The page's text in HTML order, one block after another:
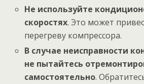
Не используйте
скоростях. Это может
перегреву компрессора.
В случае неисправности
не пытайтесь
самостоятельно.